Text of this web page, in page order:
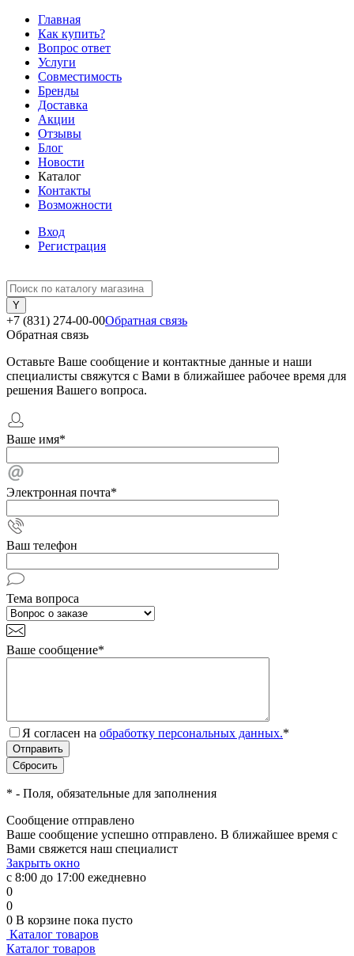
Главная
Как купить?
Вопрос ответ
Услуги
Совместимость
Бренды
Доставка
Акции
Отзывы
Блог
Новости
Каталог
Контакты
Возможности
Вход
Регистрация
+7 (831) 274-00-00Обратная связь
Обратная связь
Оставьте Ваше сообщение и контактные данные и наши
специалисты свяжутся с Вами в ближайшее рабочее время для
решения Вашего вопроса.
Ваше имя*
Электронная почта*
Ваш телефон
Тема вопроса
Ваше сообщение*
Я согласен на обработку персональных данных.*
* - Поля, обязательные для заполнения
Сообщение отправлено
Ваше сообщение успешно отправлено. В ближайшее время с
Вами свяжется наш специалист
Закрыть окно
с 8:00 до 17:00 ежедневно
0
0
0 В корзине пока пусто
Каталог товаров
Каталог товаров